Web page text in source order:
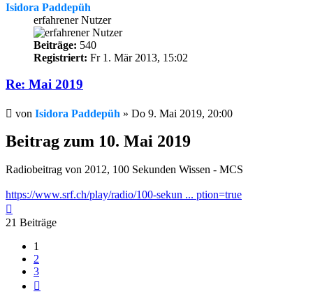
Isidora Paddepüh
erfahrener Nutzer
Beiträge: 540
Registriert: Fr 1. Mär 2013, 15:02
Re: Mai 2019
Beitrag
von Isidora Paddepüh » Do 9. Mai 2019, 20:00
Beitrag zum 10. Mai 2019
Radiobeitrag von 2012, 100 Sekunden Wissen - MCS
https://www.srf.ch/play/radio/100-sekun ... ption=true
oben
21 Beiträge
1
2
3